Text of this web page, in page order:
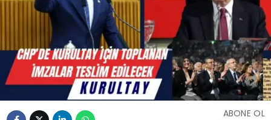
ABONE OL